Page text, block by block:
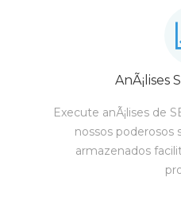
AnÃ¡lises
Execute anÃ¡lises de
nossos poderosos
armazenados